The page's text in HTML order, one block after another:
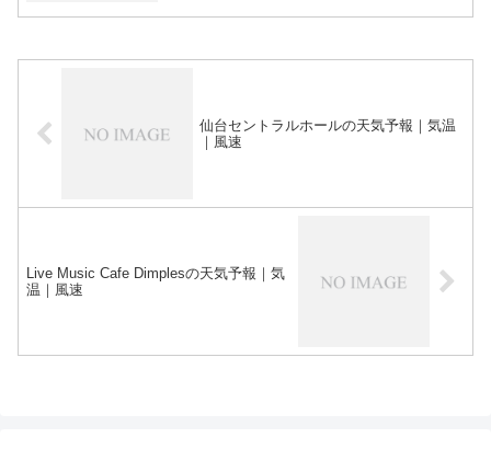
仙台セントラルホールの天気予報｜気温
｜風速
Live Music Cafe Dimplesの天気予報｜気
温｜風速